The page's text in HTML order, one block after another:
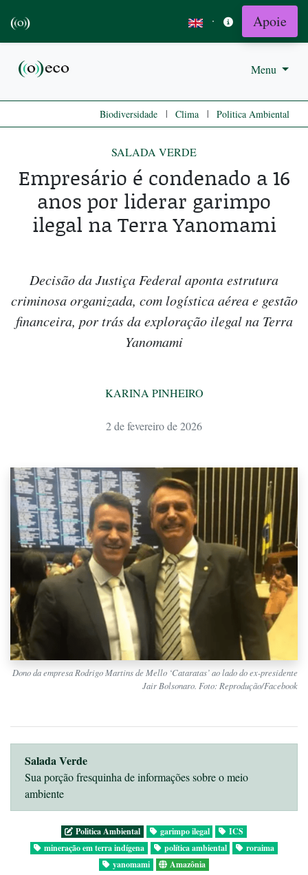
· Apoie
Menu
Biodiversidade | Clima | Politica Ambiental
SALADA VERDE
Empresário é condenado a 16
anos por liderar garimpo
ilegal na Terra Yanomami
Decisão da Justiça Federal aponta estrutura
criminosa organizada, com logística aérea e gestão
financeira, por trás da exploração ilegal na Terra
Yanomami
KARINA PINHEIRO
2 de fevereiro de 2026
Dono da empresa Rodrigo Martins de Mello ‘Cataratas’ ao lado do ex-presidente
Jair Bolsonaro. Foto: Reprodução/Facebook
Salada Verde
Sua porção fresquinha de informações sobre o meio
ambiente
Politica Ambiental garimpo ilegal
ICS
mineração em terra indígena
política ambiental
roraima
yanomami
Amazônia